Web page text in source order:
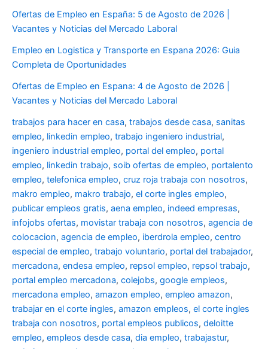
Ofertas de Empleo en España: 5 de Agosto de 2026 |
Vacantes y Noticias del Mercado Laboral
Empleo en Logistica y Transporte en Espana 2026: Guia
Completa de Oportunidades
Ofertas de Empleo en Espana: 4 de Agosto de 2026 |
Vacantes y Noticias del Mercado Laboral
trabajos para hacer en casa, trabajos desde casa, sanitas
empleo, linkedin empleo, trabajo ingeniero industrial,
ingeniero industrial empleo, portal del empleo, portal
empleo, linkedin trabajo, soib ofertas de empleo, portalento
empleo, telefonica empleo, cruz roja trabaja con nosotros,
makro empleo, makro trabajo, el corte ingles empleo,
publicar empleos gratis, aena empleo, indeed empresas,
infojobs ofertas, movistar trabaja con nosotros, agencia de
colocacion, agencia de empleo, iberdrola empleo, centro
especial de empleo, trabajo voluntario, portal del trabajador,
mercadona, endesa empleo, repsol empleo, repsol trabajo,
portal empleo mercadona, colejobs, google empleos,
mercadona empleo, amazon empleo, empleo amazon,
trabajar en el corte ingles, amazon empleos, el corte ingles
trabaja con nosotros, portal empleos publicos, deloitte
empleo, empleos desde casa, dia empleo, trabajastur,